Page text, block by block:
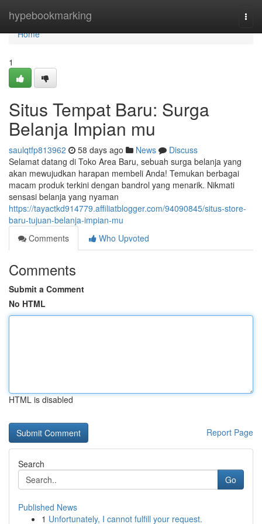
hypebookmarking
Home
Home
1
Situs Tempat Baru: Surga
Belanja Impian mu
saulqtfp813962 58 days ago News
Discuss
Selamat datang di Toko Area Baru, sebuah surga belanja yang
akan mewujudkan harapan membeli Anda! Temukan berbagai
macam produk terkini dengan bandrol yang menarik. Nikmati
sensasi belanja yang nyaman
https://tayactkd914779.affiliatblogger.com/94090845/situs-store-
baru-tujuan-belanja-impian-mu
Comments
Who Upvoted
Comments
Submit a Comment
No HTML
HTML is disabled
Report Page
Search
Go
Published News
1 Unfortunately, I cannot fulfill your request.